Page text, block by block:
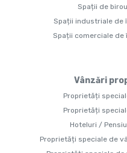
Spații de
Spații industriale de
Spații comerciale de
Vânzări
Proprietăți
Proprietăți
Hoteluri /
Proprietăți speciale de